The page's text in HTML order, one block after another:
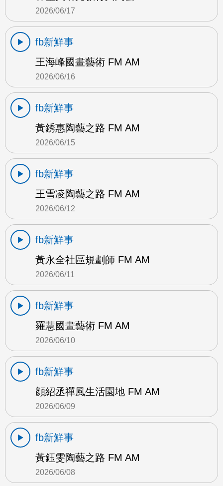
2026/06/17
fb新鮮事
王海峰國畫藝術 FM AM
2026/06/16
fb新鮮事
黃銹惠陶藝之路 FM AM
2026/06/15
fb新鮮事
王雪凌陶藝之路 FM AM
2026/06/12
fb新鮮事
黃永全社區規劃師 FM AM
2026/06/11
fb新鮮事
羅慧國畫藝術 FM AM
2026/06/10
fb新鮮事
顔紹丞禪風生活園地 FM AM
2026/06/09
fb新鮮事
黃鈺雯陶藝之路 FM AM
2026/06/08